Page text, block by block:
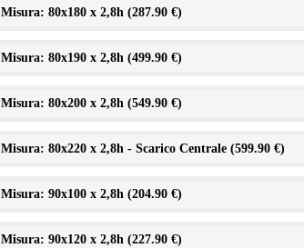
Misura: 80x180 x 2,8h (287.90 €)
Misura: 80x190 x 2,8h (499.90 €)
Misura: 80x200 x 2,8h (549.90 €)
Misura: 80x220 x 2,8h - Scarico Centrale (599.90 €)
Misura: 90x100 x 2,8h (204.90 €)
Misura: 90x120 x 2,8h (227.90 €)